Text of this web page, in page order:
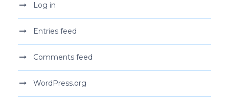
Log in
Entries feed
Comments feed
WordPress.org